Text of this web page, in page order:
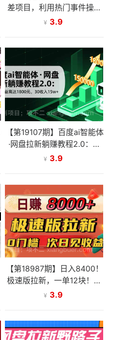
差项目，利用热门事件操作
网盘拉新赚钱玩法，日收益
¥ 3.9
【第19107期】百度ai智能体
·网盘拉新躺赚教程2.0：单
日收益高达1800元，30收
¥ 3.9
【第18987期】日入8400！
极速版拉新，一单12块！零
门槛次日见收益
¥ 3.9